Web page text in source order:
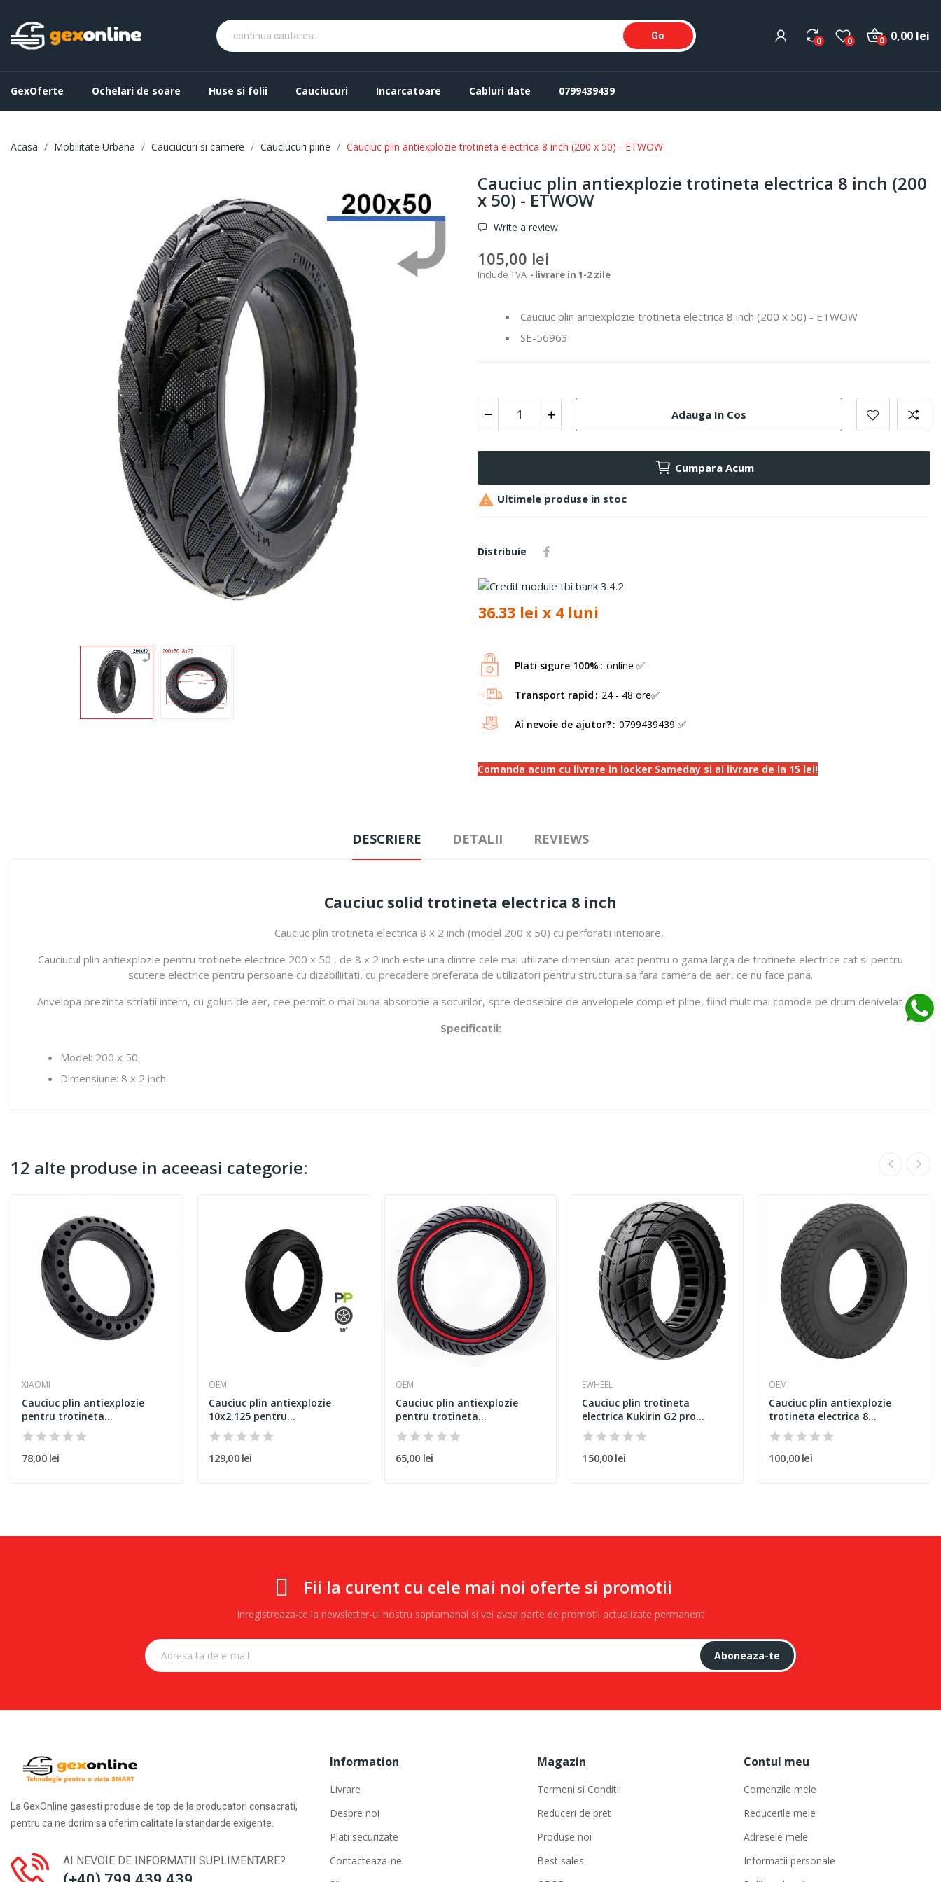
Go 0 0 0,00 lei
0
GexOferte Ochelari de soare Huse si folii Cauciucuri Incarcatoare Cabluri date 0799439439
Acasa Mobilitate Urbana Cauciucuri si camere Cauciucuri pline Cauciuc plin antiexplozie trotineta electrica 8 inch (200 x 50) - ETWOW
Cauciuc plin antiexplozie trotineta electrica 8 inch (200
x 50) - ETWOW
Write a review
105,00 lei
Include TVA livrare in 1-2 zile
Cauciuc plin antiexplozie trotineta electrica 8 inch (200 x 50) - ETWOW
SE-56963
Adauga In Cos
Cumpara Acum
 Ultimele produse in stoc
Distribuie
36.33 lei x 4 luni
Plati sigure 100% online ✅
Transport rapid 24 - 48 ore✅
Ai nevoie de ajutor? 0799439439 ✅
Comanda acum cu livrare in locker Sameday si ai livrare de la 15 lei!
DESCRIERE DETALII REVIEWS
Cauciuc solid trotineta electrica 8 inch
Cauciuc plin trotineta electrica 8 x 2 inch (model 200 x 50) cu perforatii interioare,
Cauciucul plin antiexplozie pentru trotinete electrice 200 x 50 , de 8 x 2 inch este una dintre cele mai utilizate dimensiuni atat pentru o gama larga de trotinete electrice cat si pentru
scutere electrice pentru persoane cu dizabiliitati, cu precadere preferata de utilizatori pentru structura sa fara camera de aer, ce nu face pana.
Anvelopa prezinta striatii intern, cu goluri de aer, cee permit o mai buna absorbtie a socurilor, spre deosebire de anvelopele complet pline, fiind mult mai comode pe drum denivelat.
Specificatii:
Model: 200 x 50
Dimensiune: 8 x 2 inch
12 alte produse in aceeasi categorie:
XIAOMI
Cauciuc plin antiexplozie
pentru trotineta...
78,00 lei
OEM
Cauciuc plin antiexplozie
10x2,125 pentru...
129,00 lei
OEM
Cauciuc plin antiexplozie
pentru trotineta...
65,00 lei
EWHEEL
Cauciuc plin trotineta
electrica Kukirin G2 pro...
150,00 lei
OEM
Cauciuc plin antiexplozie
trotineta electrica 8...
100,00 lei
Fii la curent cu cele mai noi oferte si promotii
Inregistreaza-te la newsletter-ul nostru saptamanal si vei avea parte de promotii actualizate permanent
Aboneaza-te
La GexOnline gasesti produse de top de la producatori consacrati,
pentru ca ne dorim sa oferim calitate la standarde exigente.
AI NEVOIE DE INFORMATII SUPLIMENTARE?
Information
Livrare
Despre noi
Plati securizate
Contacteaza-ne
Magazin
Termeni si Conditii
Reduceri de pret
Produse noi
Best sales
Contul meu
Comenzile mele
Reducerile mele
Adresele mele
Informatii personale